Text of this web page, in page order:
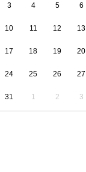
3 4 5 6
10 11 12 13
17 18 19 20
24 25 26 27
31 1 2 3